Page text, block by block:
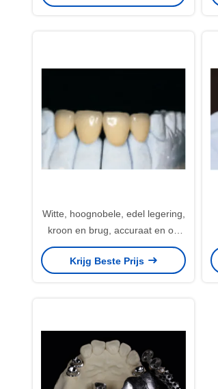
Witte, hoognobele, edel legering,
kroon en brug, accuraat en op
maat.
Krijg Beste Prijs